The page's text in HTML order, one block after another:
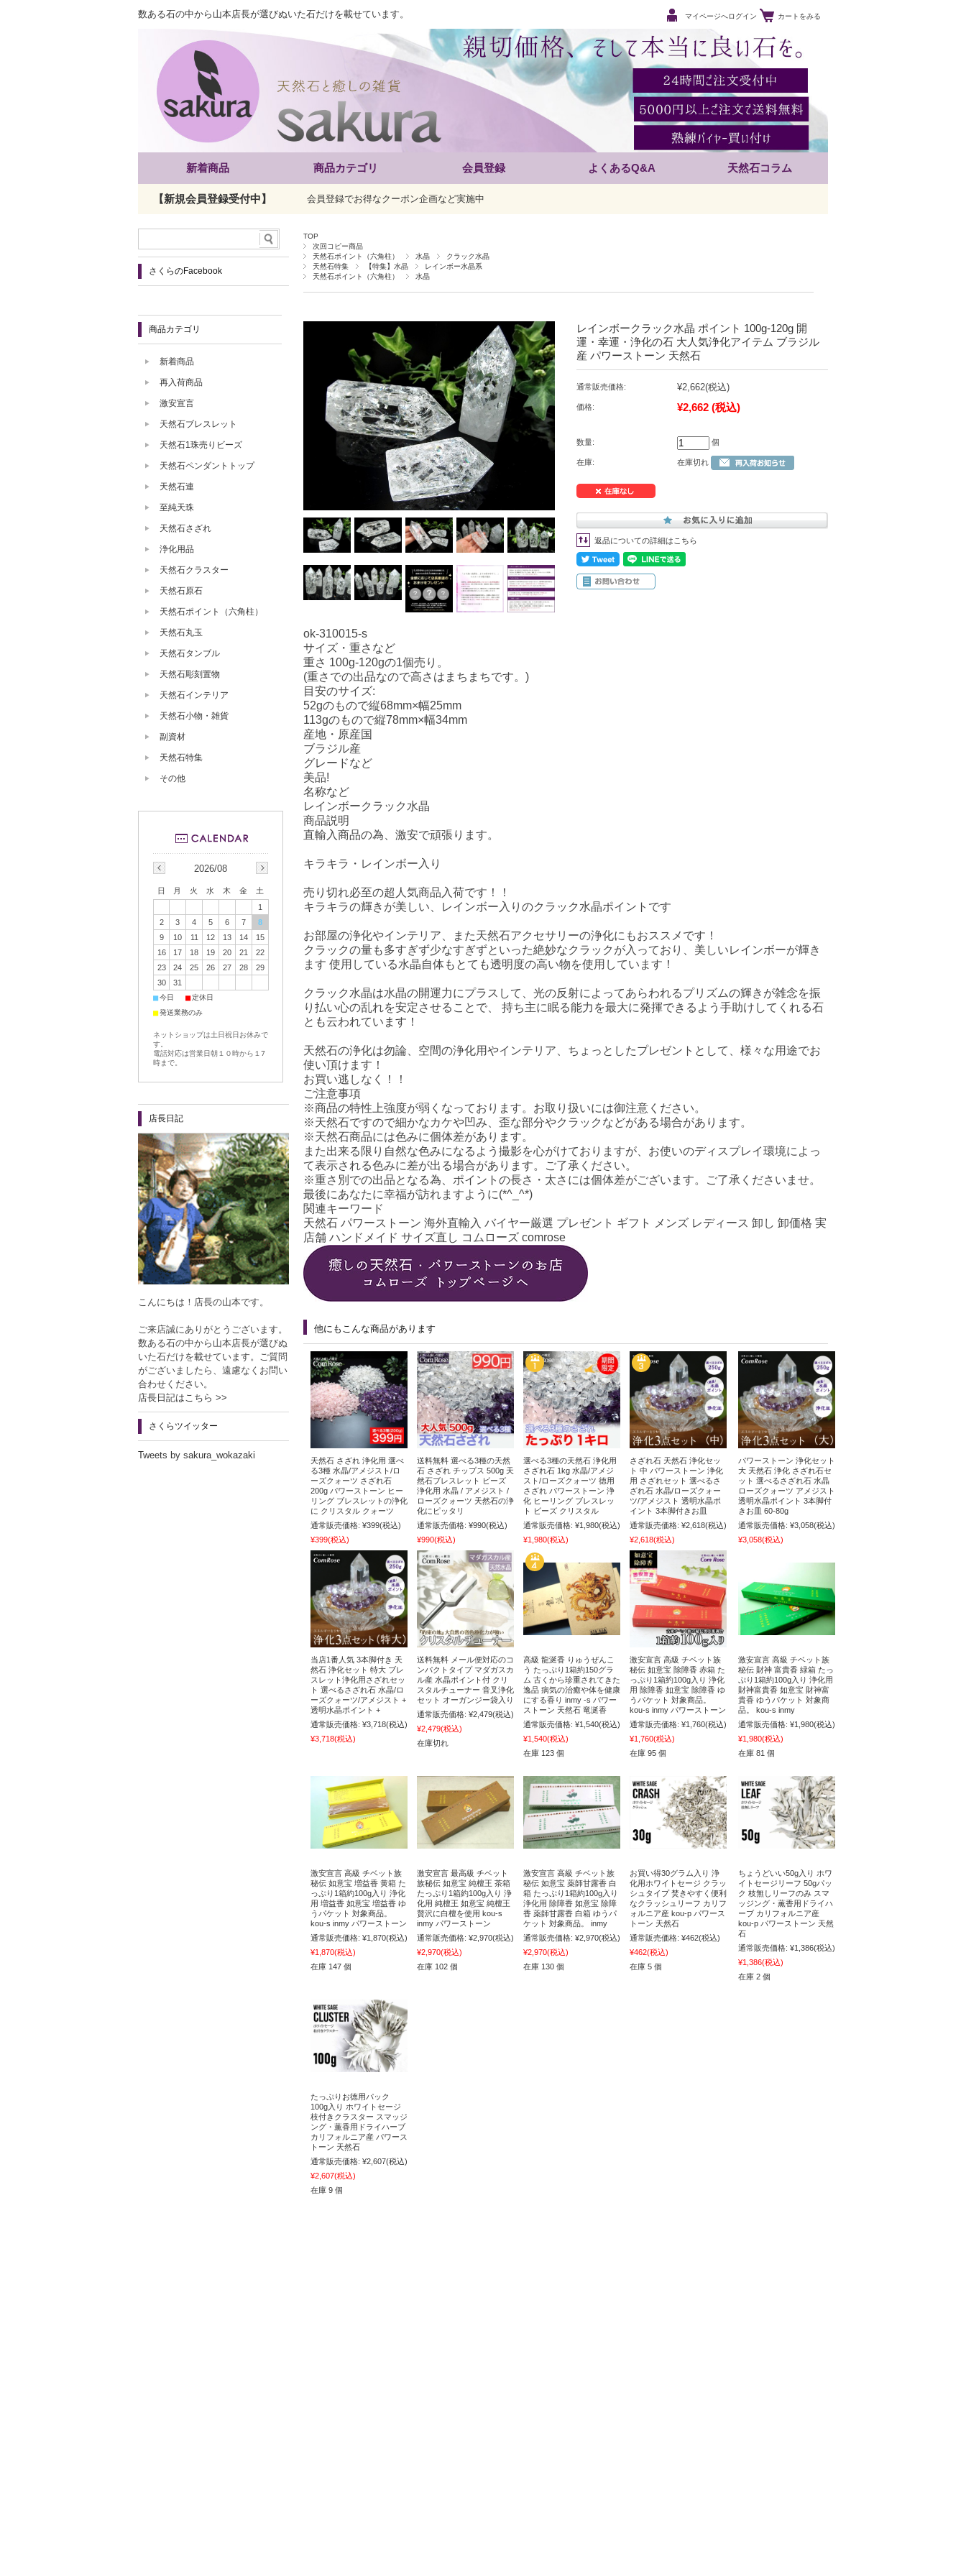
数ある石の中から山本店長が選びぬいた石だけを載せています。 マイページへログイン カートをみる
新着商品 商品カテゴリ 会員登録 よくあるQ&A 天然石コラム
【新規会員登録受付中】 会員登録でお得なクーポン企画など実施中
TOP
次回コピー商品
天然石ポイント（六角柱）
水晶
クラック水晶
天然石特集
【特集】水晶
レインボー水晶系
天然石ポイント（六角柱）
水晶
レインボークラック水晶 ポイント 100g-120g 開
運・幸運・浄化の石 大人気浄化アイテム ブラジル
産 パワーストーン 天然石
通常販売価格: ¥2,662(税込)
価格: ¥2,662 (税込)
数量: 個
在庫: 在庫切れ
返品についての詳細はこちら
ok-310015-s
サイズ・重さなど
重さ 100g-120gの1個売り。
(重さでの出品なので高さはまちまちです。)
目安のサイズ:
52gのもので縦68mm×幅25mm
113gのもので縦78mm×幅34mm
産地・原産国
ブラジル産
グレードなど
美品!
名称など
レインボークラック水晶
商品説明
直輸入商品の為、激安で頑張ります。
キラキラ・レインボー入り
売り切れ必至の超人気商品入荷です！！
キラキラの輝きが美しい、レインボー入りのクラック水晶ポイントです
お部屋の浄化やインテリア、また天然石アクセサリーの浄化にもおススメです！
クラックの量も多すぎず少なすぎずといった絶妙なクラックが入っており、美しいレインボーが輝き
ます 使用している水晶自体もとても透明度の高い物を使用しています！
クラック水晶は水晶の開運力にプラスして、光の反射によってあらわれるプリズムの輝きが雑念を振
り払い心の乱れを安定させることで、 持ち主に眠る能力を最大に発揮できるよう手助けしてくれる石
とも云われています！
天然石の浄化は勿論、空間の浄化用やインテリア、ちょっとしたプレゼントとして、様々な用途でお
使い頂けます！
お買い逃しなく！！
ご注意事項
※商品の特性上強度が弱くなっております。お取り扱いには御注意ください。
※天然石ですので細かなカケや凹み、歪な部分やクラックなどがある場合があります。
※天然石商品には色みに個体差があります。
また出来る限り自然な色みになるよう撮影を心がけておりますが、お使いのディスプレイ環境によっ
て表示される色みに差が出る場合があります。ご了承ください。
※重さ別での出品となる為、ポイントの長さ・太さには個体差がございます。ご了承くださいませ。
最後にあなたに幸福が訪れますように(*^_^*)
関連キーワード
天然石 パワーストーン 海外直輸入 バイヤー厳選 プレゼント ギフト メンズ レディース 卸し 卸価格 実
店舗 ハンドメイド サイズ直し コムローズ comrose
他にもこんな商品があります
天然石 さざれ 浄化用 選べ
る3種 水晶/アメジスト/ロ
ーズクォーツ さざれ石
200g パワーストーン ヒー
リング ブレスレットの浄化
に クリスタル クォーツ
通常販売価格: ¥399(税込)
¥399(税込)
送料無料 選べる3種の天然
石 さざれ チップス 500g 天
然石ブレスレット ビーズ
浄化用 水晶 / アメジスト /
ローズクォーツ 天然石の浄
化にピッタリ
通常販売価格: ¥990(税込)
¥990(税込)
選べる3種の天然石 浄化用
さざれ石 1kg 水晶/アメジ
スト/ローズクォーツ 徳用
さざれ パワーストーン 浄
化 ヒーリング ブレスレッ
ト ビーズ クリスタル
通常販売価格: ¥1,980(税込)
¥1,980(税込)
さざれ石 天然石 浄化セッ
ト 中 パワーストーン 浄化
用 さざれセット 選べるさ
ざれ石 水晶/ローズクォー
ツ/アメジスト 透明水晶ポ
イント 3本脚付きお皿
通常販売価格: ¥2,618(税込)
¥2,618(税込)
パワーストーン 浄化セット
大 天然石 浄化 さざれ石セ
ット 選べるさざれ石 水晶
ローズクォーツ アメジスト
透明水晶ポイント 3本脚付
きお皿 60-80g
通常販売価格: ¥3,058(税込)
¥3,058(税込)
当店1番人気 3本脚付き 天
然石 浄化セット 特大 ブレ
スレット浄化用さざれセッ
ト 選べるさざれ石 水晶/ロ
ーズクォーツ/アメジスト +
透明水晶ポイント +
通常販売価格: ¥3,718(税込)
¥3,718(税込)
送料無料 メール便対応のコ
ンパクトタイプ マダガスカ
ル産 水晶ポイント付 クリ
スタルチューナー 音叉浄化
セット オーガンジー袋入り
通常販売価格: ¥2,479(税込)
¥2,479(税込)
在庫切れ
高級 龍涎香 りゅうぜんこ
う たっぷり1箱約150グラ
ム 古くから珍重されてきた
逸品 病気の治癒や体を健康
にする香り inmy -s パワー
ストーン 天然石 竜涎香
通常販売価格: ¥1,540(税込)
¥1,540(税込)
在庫 123 個
激安宣言 高級 チベット族
秘伝 如意宝 除障香 赤箱 た
っぷり1箱約100g入り 浄化
用 除障香 如意宝 除障香 ゆ
うパケット 対象商品。
kou-s inmy パワーストーン
通常販売価格: ¥1,760(税込)
¥1,760(税込)
在庫 95 個
激安宣言 高級 チベット族
秘伝 財神 富貴香 緑箱 たっ
ぷり1箱約100g入り 浄化用
財神富貴香 如意宝 財神富
貴香 ゆうパケット 対象商
品。 kou-s inmy
通常販売価格: ¥1,980(税込)
¥1,980(税込)
在庫 81 個
激安宣言 高級 チベット族
秘伝 如意宝 増益香 黄箱 た
っぷり1箱約100g入り 浄化
用 増益香 如意宝 増益香 ゆ
うパケット 対象商品。
kou-s inmy パワーストーン
通常販売価格: ¥1,870(税込)
¥1,870(税込)
在庫 147 個
激安宣言 最高級 チベット
族秘伝 如意宝 純檀王 茶箱
たっぷり1箱約100g入り 浄
化用 純檀王 如意宝 純檀王
贅沢に白檀を使用 kou-s
inmy パワーストーン
通常販売価格: ¥2,970(税込)
¥2,970(税込)
在庫 102 個
激安宣言 高級 チベット族
秘伝 如意宝 薬師甘露香 白
箱 たっぷり1箱約100g入り
浄化用 除障香 如意宝 除障
香 薬師甘露香 白箱 ゆうパ
ケット 対象商品。 inmy
通常販売価格: ¥2,970(税込)
¥2,970(税込)
在庫 130 個
お買い得30グラム入り 浄
化用ホワイトセージ クラッ
シュタイプ 焚きやすく便利
なクラッシュリーフ カリフ
ォルニア産 kou-p パワース
トーン 天然石
通常販売価格: ¥462(税込)
¥462(税込)
在庫 5 個
ちょうどいい50g入り ホワ
イトセージリーフ 50gパッ
ク 枝無しリーフのみ スマ
ッジング・薫香用ドライハ
ーブ カリフォルニア産
kou-p パワーストーン 天然
石
通常販売価格: ¥1,386(税込)
¥1,386(税込)
在庫 2 個
たっぷりお徳用パック
100g入り ホワイトセージ
枝付きクラスター スマッジ
ング・薫香用ドライハーブ
カリフォルニア産 パワース
トーン 天然石
通常販売価格: ¥2,607(税込)
¥2,607(税込)
在庫 9 個
さくらのFacebook
商品カテゴリ
新着商品
再入荷商品
激安宣言
天然石ブレスレット
天然石1珠売りビーズ
天然石ペンダントトップ
天然石連
至純天珠
天然石さざれ
浄化用品
天然石クラスター
天然石原石
天然石ポイント（六角柱）
天然石丸玉
天然石タンブル
天然石彫刻置物
天然石インテリア
天然石小物・雑貨
副資材
天然石特集
その他
2026/08
日 月 火 水 木 金
土
1
2
3 4 5 6 7
8
9
10 11 12 13 14
15
16
17 18 19 20 21
22
23
24 25 26 27 28
29
30
31
■今日 ■定休日
■発送業務のみ
ネットショップは土日祝日お休みで
す。
電話対応は営業日朝１０時から１7
時まで。
店長日記
こんにちは！店長の山本です。
ご来店誠にありがとうございます。
数ある石の中から山本店長が選びぬ
いた石だけを載せています。ご質問
がございましたら、遠慮なくお問い
合わせください。
店長日記はこちら >>
さくらツイッター
Tweets by sakura_wokazaki